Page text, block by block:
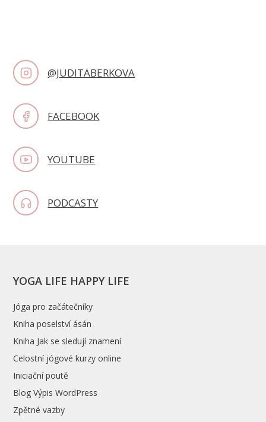
@JUDITABERKOVA
FACEBOOK
YOUTUBE
PODCASTY
YOGA LIFE HAPPY LIFE
Jóga pro začátečníky
Kniha poselství ásán
Kniha Jak se sledují znamení
Celostní jógové kurzy online
Iniciační poutě
Blog Výpis WordPress
Zpětné vazby